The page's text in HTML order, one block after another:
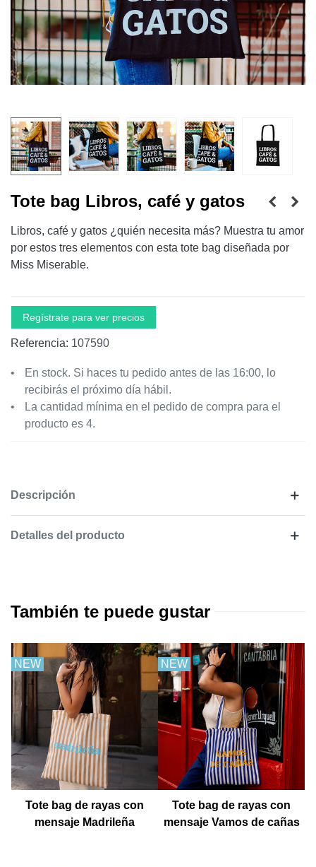
Tote bag Libros, café y gatos
Libros, café y gatos ¿quién necesita más? Muestra tu amor
por estos tres elementos con esta tote bag diseñada por
Miss Miserable.
Regístrate para ver precios
Referencia: 107590
En stock. Si haces tu pedido antes de las 16:00, lo
recibirás el próximo día hábil.
La cantidad mínima en el pedido de compra para el
producto es 4.
Descripción
Detalles del producto
También te puede gustar
NEW
Tote bag de rayas con
mensaje Madrileña
NEW
Tote bag de rayas con
mensaje Vamos de cañas